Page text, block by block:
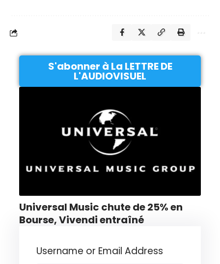
S'abonner à La LETTRE DE
L'AUDIOVISUEL
Universal Music chute de 25% en
Bourse, Vivendi entraîné
Username or Email Address